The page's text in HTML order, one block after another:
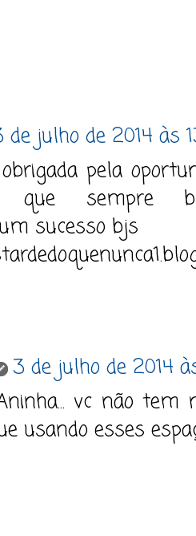
de julho de 2014 às
pela
que sempre
sucesso bjs
3 de julho de 2014
vc não tem
usando esses